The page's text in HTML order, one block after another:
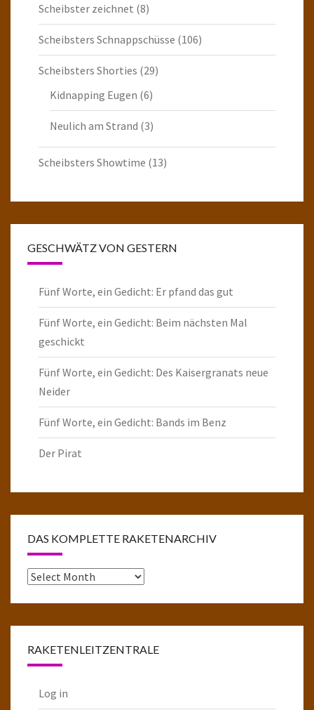
Scheibster zeichnet (8)
Scheibsters Schnappschüsse (106)
Scheibsters Shorties (29)
Kidnapping Eugen (6)
Neulich am Strand (3)
Scheibsters Showtime (13)
GESCHWÄTZ VON GESTERN
Fünf Worte, ein Gedicht: Er pfand das gut
Fünf Worte, ein Gedicht: Beim nächsten Mal
geschickt
Fünf Worte, ein Gedicht: Des Kaisergranats neue
Neider
Fünf Worte, ein Gedicht: Bands im Benz
Der Pirat
DAS KOMPLETTE RAKETENARCHIV
Das
RAKETENLEITZENTRALE
Log in